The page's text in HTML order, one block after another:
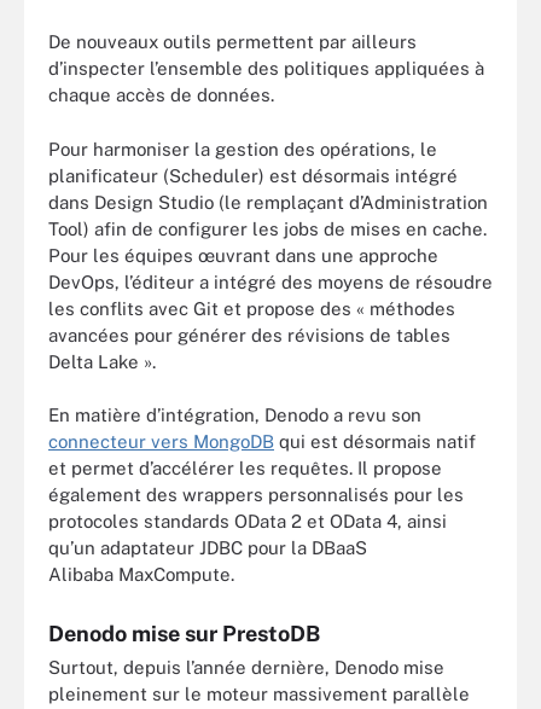
De nouveaux outils permettent par ailleurs
d’inspecter l’ensemble des politiques appliquées à
chaque accès de données.
Pour harmoniser la gestion des opérations, le
planificateur (Scheduler) est désormais intégré
dans Design Studio (le remplaçant d’Administration
Tool) afin de configurer les jobs de mises en cache.
Pour les équipes œuvrant dans une approche
DevOps, l’éditeur a intégré des moyens de résoudre
les conflits avec Git et propose des « méthodes
avancées pour générer des révisions de tables
Delta Lake ».
En matière d’intégration, Denodo a revu son
connecteur vers MongoDB qui est désormais natif
et permet d’accélérer les requêtes. Il propose
également des wrappers personnalisés pour les
protocoles standards OData 2 et OData 4, ainsi
qu’un adaptateur JDBC pour la DBaaS
Alibaba MaxCompute.
Denodo mise sur PrestoDB
Surtout, depuis l’année dernière, Denodo mise
pleinement sur le moteur massivement parallèle